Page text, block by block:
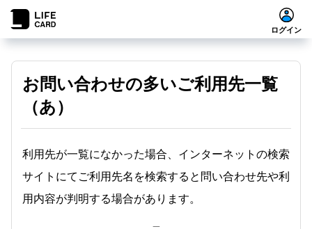
ログイン
お問い合わせの多いご利用先一覧
（あ）
利用先が一覧になかった場合、インターネットの検索
サイトにてご利用先名を検索すると問い合わせ先や利
用内容が判明する場合があります。